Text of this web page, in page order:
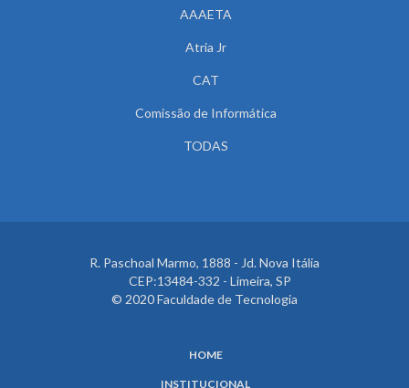
AAAETA
Atria Jr
CAT
Comissão de Informática
TODAS
R. Paschoal Marmo, 1888 - Jd. Nova Itália
CEP:13484-332 - Limeira, SP
© 2020 Faculdade de Tecnologia
HOME
INSTITUCIONAL